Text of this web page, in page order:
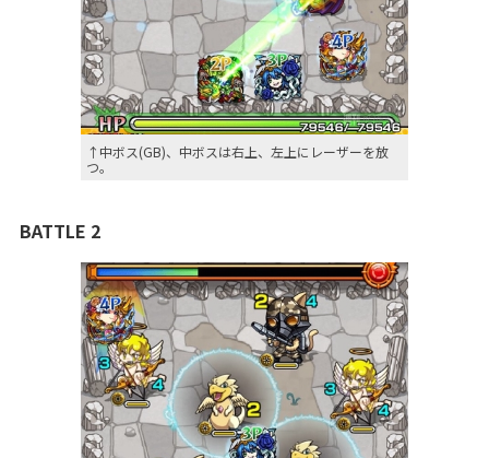
↑中ボス(GB)、中ボスは右上、左上にレーザーを放
つ。
BATTLE 2